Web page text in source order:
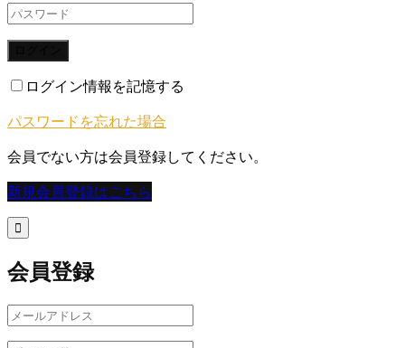
ログイン情報を記憶する
パスワードを忘れた場合
会員でない方は会員登録してください。
新規会員登録はこちら

会員登録